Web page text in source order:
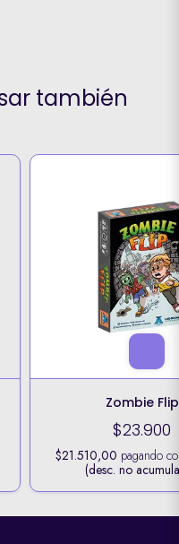
también
Zombie Flip
$23.900
$21.510,00 pagando
(desc. no